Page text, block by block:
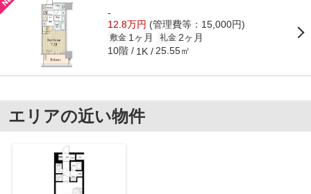
-
12.8万円 (管理費等：15,000円)
敷金 1ヶ月 礼金 2ヶ月
10階 1K 25.55㎡
エリアの近い物件